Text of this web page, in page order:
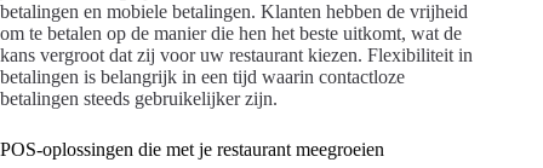
betalingen en mobiele betalingen. Klanten hebben de vrijheid
om te betalen op de manier die hen het beste uitkomt, wat de
kans vergroot dat zij voor uw restaurant kiezen. Flexibiliteit in
betalingen is belangrijk in een tijd waarin contactloze
betalingen steeds gebruikelijker zijn.
POS-oplossingen die met je restaurant meegroeien